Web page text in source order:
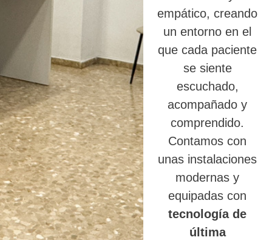
empático, creando
un entorno en el
que cada paciente
se siente
escuchado,
acompañado y
comprendido.
Contamos con
unas instalaciones
modernas y
equipadas con
tecnología de
última